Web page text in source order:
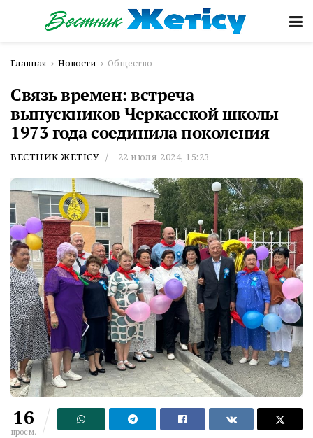
Главная Новости Общество
Связь времен: встреча
выпускников Черкасской школы
1973 года соединила поколения
ВЕСТНИК ЖЕТІСУ 22 июля 2024, 15:23
16
просм.